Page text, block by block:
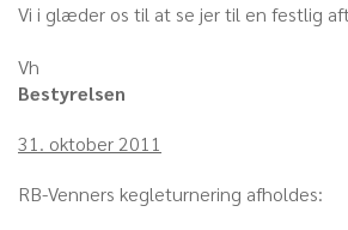
Vi i glæder os til at se jer til en festlig
Vh
Bestyrelsen
31. oktober 2011
RB-Venners kegleturnering afholdes: